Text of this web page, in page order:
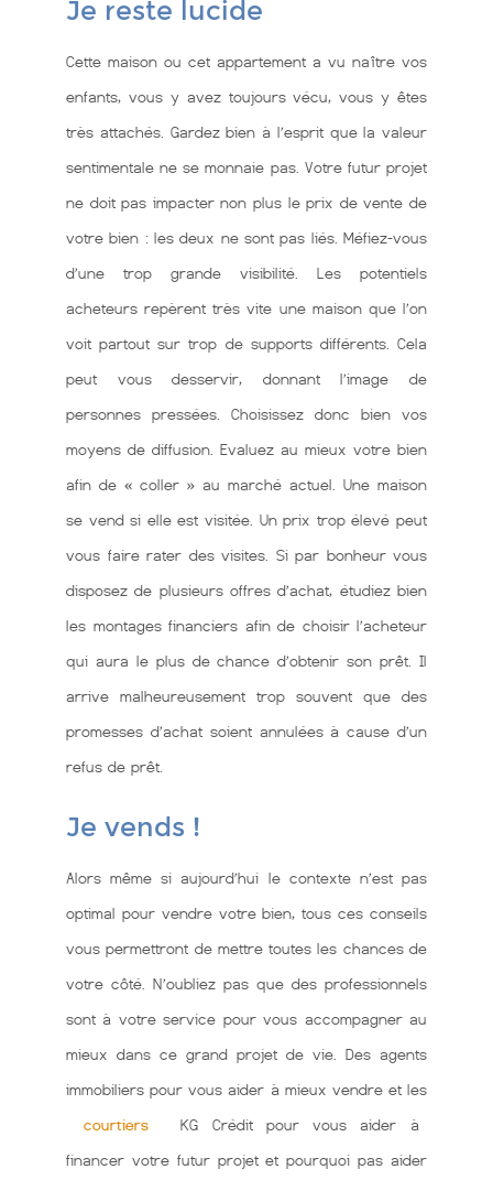
Je reste lucide
Cette maison ou cet appartement a vu naître vos
enfants, vous y avez toujours vécu, vous y êtes
très attachés. Gardez bien à l’esprit que la valeur
sentimentale ne se monnaie pas. Votre futur projet
ne doit pas impacter non plus le prix de vente de
votre bien : les deux ne sont pas liés. Méfiez-vous
d’une trop grande visibilité. Les potentiels
acheteurs repèrent très vite une maison que l’on
voit partout sur trop de supports différents. Cela
peut vous desservir, donnant l’image de
personnes pressées. Choisissez donc bien vos
moyens de diffusion. Evaluez au mieux votre bien
afin de « coller » au marché actuel. Une maison
se vend si elle est visitée. Un prix trop élevé peut
vous faire rater des visites. Si par bonheur vous
disposez de plusieurs offres d’achat, étudiez bien
les montages financiers afin de choisir l’acheteur
qui aura le plus de chance d’obtenir son prêt. Il
arrive malheureusement trop souvent que des
promesses d’achat soient annulées à cause d’un
refus de prêt.
Je vends !
Alors même si aujourd’hui le contexte n’est pas
optimal pour vendre votre bien, tous ces conseils
vous permettront de mettre toutes les chances de
votre côté. N’oubliez pas que des professionnels
sont à votre service pour vous accompagner au
mieux dans ce grand projet de vie. Des agents
immobiliers pour vous aider à mieux vendre et les
courtiers
KG Crédit pour vous aider à
financer votre futur projet et pourquoi pas aider